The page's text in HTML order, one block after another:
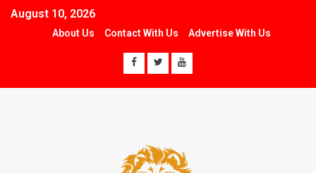
August 10, 2026
About Us Contact With Us Advertise With Us